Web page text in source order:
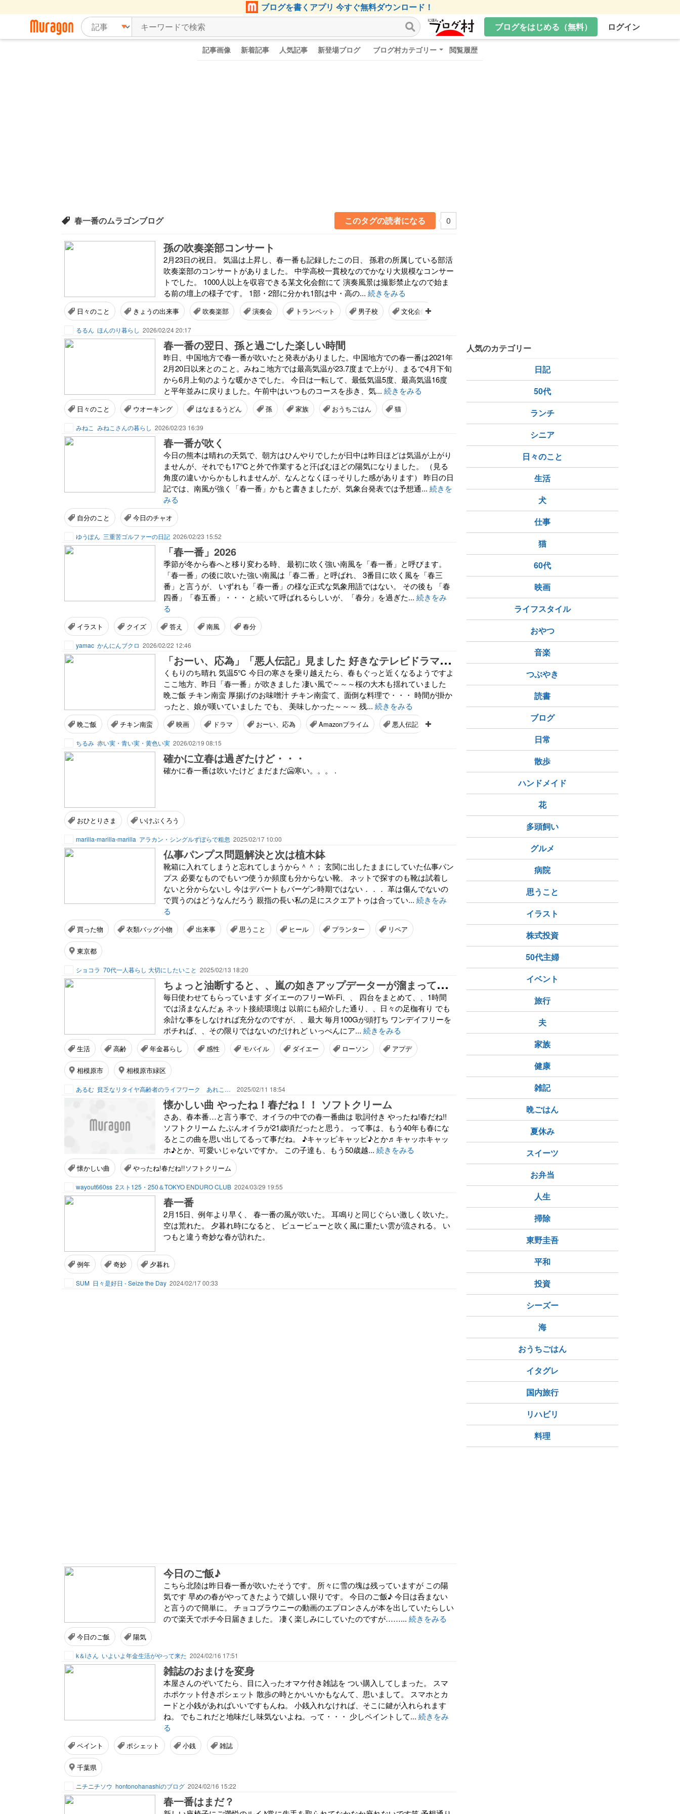
ブログを書くアプリ 今すぐ無料ダウンロード！
ブログをはじめる（無料）
ログイン
記事画像 新着記事 人気記事 新登場ブログ ブログ村カテゴリー 閲覧履歴
春一番のムラゴンブログ このタグの読者になる 0
孫の吹奏楽部コンサート
2月23日の祝日。 気温は上昇し、春一番も記録したこの日、 孫君の所属している部活
吹奏楽部のコンサートがありました。 中学高校一貫校なのでかなり大規模なコンサー
トでした。 1000人以上を収容できる某文化会館にて 演奏風景は撮影禁止なので始ま
る前の壇上の様子です。 1部・2部に分かれ1部は中・高の... 続きをみる
日々のこと きょうの出来事 吹奏楽部 演奏会 トランペット 男子校 文化会館
るるん ほんのり暮らし 2026/02/24 20:17
春一番の翌日、孫と過ごした楽しい時間
昨日、中国地方で春一番が吹いたと発表がありました。中国地方での春一番は2021年
2月20日以来とのこと。みねこ地方では最高気温が23.7度まで上がり、まるで4月下旬
から6月上旬のような暖かさでした。 今日は一転して、最低気温5度、最高気温16度
と平年並みに戻りました。午前中はいつものコースを歩き、気... 続きをみる
日々のこと ウオーキング はなまるうどん 孫 家族 おうちごはん 猫
みねこ みねこさんの暮らし 2026/02/23 16:39
春一番が吹く
今日の熊本は晴れの天気で、朝方はひんやりでしたが日中は昨日ほどは気温が上がり
ませんが、それでも17℃と外で作業すると汗ばむほどの陽気になりました。 （見る
角度の違いからかもしれませんが、なんとなくほっそりした感があります） 昨日の日
記では、南風が強く「春一番」かもと書きましたが、気象台発表では予想通... 続きを
みる
自分のこと 今日のチャオ
ゆうぽん 三重苦ゴルファーの日記 2026/02/23 15:52
「春一番」2026
季節が冬から春へと移り変わる時、 最初に吹く強い南風を「春一番」と呼びます。
「春一番」の後に吹いた強い南風は「春二番」と呼ばれ、 3番目に吹く風を「春三
番」と言うが、 いずれも「春一番」の様な正式な気象用語ではない。 その後も 「春
四番」「春五番」・・・ と続いて呼ばれるらしいが、「春分」を過ぎた... 続きをみ
る
イラスト クイズ 答え 南風 春分
yamac かんにんブクロ 2026/02/22 12:46
「
おーい、応為」「悪人伝記」見ました 好きなテレビドラマ ☆晩ご飯☆
くもりのち晴れ 気温5℃ 今日の寒さを乗り越えたら、春もぐっと近くなるようですよ
ここ地方、昨日「春一番」が吹きました 凄い風で～～～桜の大木も揺れていました
晩ご飯 チキン南蛮 厚揚げのお味噌汁 チキン南蛮て、面倒な料理で・・・ 時間が掛か
ったと、娘が嘆いていました でも、 美味しかった～～～ 残... 続きをみる
晩ご飯 チキン南蛮 映画 ドラマ おーい、応為 Amazonプライム 悪人伝記 シン・ハギュン
ちるみ 赤い実・青い実・黄色い実 2026/02/19 08:15
確かに立春は過ぎたけど・・・
確かに春一番は吹いたけど まだまだ🥶寒い。。。 .
おひとりさま いけぶくろう
marilla-marilla-marilla アラカン・シングルずぼらで粗忽 2025/02/17 10:00
仏事パンプス問題解決と次は植木鉢
靴箱に入れてしまうと忘れてしまうから＾＾； 玄関に出したままにしていた仏事パン
プス 必要なものでもいつ使うか頻度も分からない靴、 ネットで探すのも靴は試着し
ないと分からないし 今はデパートもバーゲン時期ではない．．． 革は傷んでないの
で買うのはどうなんだろう 親指の長い私の足にスクエアトゥは合ってい... 続きをみ
る
買った物 衣類バッグ小物 出来事 思うこと ヒール プランター リペア
東京都
ショコラ 70代一人暮らし 大切にしたいこと 2025/02/13 18:20
ち
ょっと油断すると、、嵐の如きアップデーターが溜まっていて、、本日 ダイエーですよ〜
毎日使わせてもらっています ダイエーのフリーWi-Fi、、 四台をまとめて、、1時間
では済まなんだぁ ネット接続環境は 以前にも紹介した通り、、日々の足枷有り でも
余計な事をしなければ充分なのですが、、最大 毎月100Gが頭打ち ワンデイフリーを
ポチれば、、その限りではないのだけれど いっぺんにア... 続きをみる
生活 高齢 年金暮らし 感性 モバイル ダイエー ローソン アプデ
相模原市 相模原市緑区
あるむ 貧乏なリタイヤ高齢者のライフワーク あれこれ、、、 2025/02/11 18:54
懐かしい曲 やったね！春だね！！ ソフトクリーム
さあ、春本番…と言う事で、オイラの中での春一番曲は 歌詞付き やったね!春だね!!
ソフトクリーム たぶんオイラが21歳頃だったと思う。 って事は、もう40年も春にな
るとこの曲を思い出してるって事だね。 ♪キャッピキャッピ♪とか♬キャッホキャッ
ホ♪とか、可愛いじゃないですか。 この子達も、もう50歳越... 続きをみる
懐かしい曲 やったね!春だね!!ソフトクリーム
wayout660ss 2スト125・250＆TOKYO ENDURO CLUB 2024/03/29 19:55
春一番
2月15日、例年より早く、 春一番の風が吹いた。 耳鳴りと同じぐらい激しく吹いた。
空は荒れた。 夕暮れ時になると、 ビュービューと吹く風に重たい雲が流される。 い
つもと違う奇妙な春が訪れた。
例年 奇妙 夕暮れ
SUM 日々是好日 - Seize the Day 2024/02/17 00:33
今日のご飯♪
こちら北陸は昨日春一番が吹いたそうです。 所々に雪の塊は残っていますが この陽
気です 早めの春がやってきたようで嬉しい限りです。 今日のご飯♪ 今日は呑まない
と言うので簡単に。 チョコブラウニーの動画のエプロンさんが本を出していたらしい
ので楽天でポチ今日届きました。 凄く楽しみにしていたのですが……... 続きをみる
今日のご飯 陽気
k＆iさん いよいよ年金生活がやって来た 2024/02/16 17:51
雑誌のおまけを変身
本屋さんのぞいてたら、目に入ったオマケ付き雑誌を つい購入してしまった。 スマ
ホポケット付きポシェット 散歩の時とかいいかもなんて、思いまして。 スマホとカ
ードと小銭があればいいですもんね。 小銭入れなければ、そこに鍵が入れられます
ね。 でもこれだと地味だし味気ないよね。って・・・ 少しペイントして... 続きをみ
る
ペイント ポシェット 小銭 雑誌
千葉県
ニチニチソウ hontonohanashiのブログ 2024/02/16 15:22
春一番はまだ？
人気のカテゴリー
日記
50代
ランチ
シニア
日々のこと
生活
犬
仕事
猫
60代
映画
ライフスタイル
おやつ
音楽
つぶやき
読書
ブログ
日常
散歩
ハンドメイド
花
多頭飼い
グルメ
病院
思うこと
イラスト
株式投資
50代主婦
イベント
旅行
夫
家族
健康
雑記
晩ごはん
夏休み
スイーツ
お弁当
人生
掃除
東野圭吾
平和
投資
シーズー
海
おうちごはん
イタグレ
国内旅行
リハビリ
料理